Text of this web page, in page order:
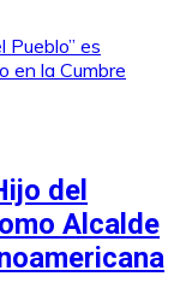
del
Alcalde